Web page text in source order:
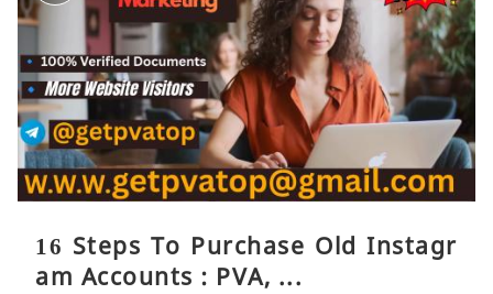
16 Steps To Purchase Old Instagr
am Accounts : PVA, ...